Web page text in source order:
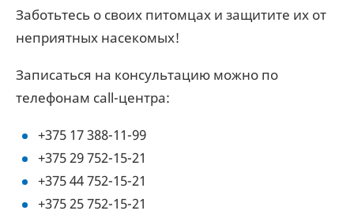
Заботьтесь о своих питомцах и защитите их от
неприятных насекомых!
Записаться на консультацию можно по
телефонам call-центра:
+375 17 388-11-99
+375 29 752-15-21
+375 44 752-15-21
+375 25 752-15-21